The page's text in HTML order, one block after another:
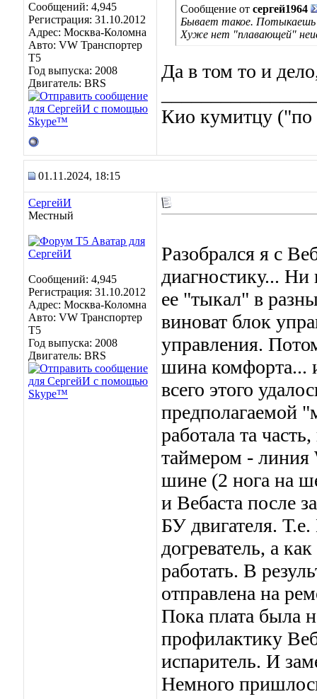
Сообщений: 4,945
Регистрация: 31.10.2012
Адрес: Москва-Коломна
Авто: VW Транспортер
Т5
Год выпуска: 2008
Двигатель: BRS
Сообщение от сергей1964
Бывает такое. Потыкаешь
Хуже нет "плавающей"
Да в том то и
Кио кумитцу ("по
01.11.2024, 18:15
СергейИ
Местный
Сообщений: 4,945
Регистрация: 31.10.2012
Адрес: Москва-Коломна
Авто: VW Транспортер
Т5
Год выпуска: 2008
Двигатель: BRS
Разобрался я с
диагностику... Ни
ее "тыкал" в
виноват блок
управления.
шина комфорта...
всего этого
предполагаемой
работала та
таймером -
шине (2 нога на
и Вебаста после
БУ двигателя.
догреватель, а
работать. В
отправлена на
Пока плата была
профилактику
испаритель. И
Немного